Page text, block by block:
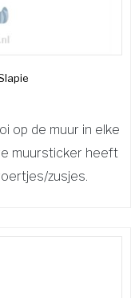
op de muur in elke
muursticker heeft
zusjes.